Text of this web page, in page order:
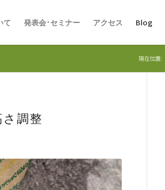
て 発表会･セミナー アクセス Blog
現在位置:
調整